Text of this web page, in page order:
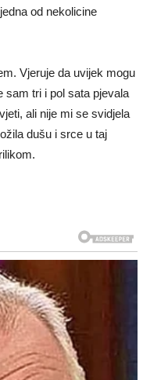
od nekolicine
Vjeruje da uvijek mogu
sam tri i pol sata pjevala
ali nije mi se svidjela
dušu i srce u taj